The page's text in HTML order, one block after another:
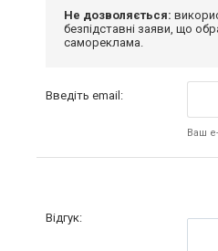
Не дозволяється:
безпідставні заяви, що
самореклама.
Введіть email:
Ваш
Відгук: